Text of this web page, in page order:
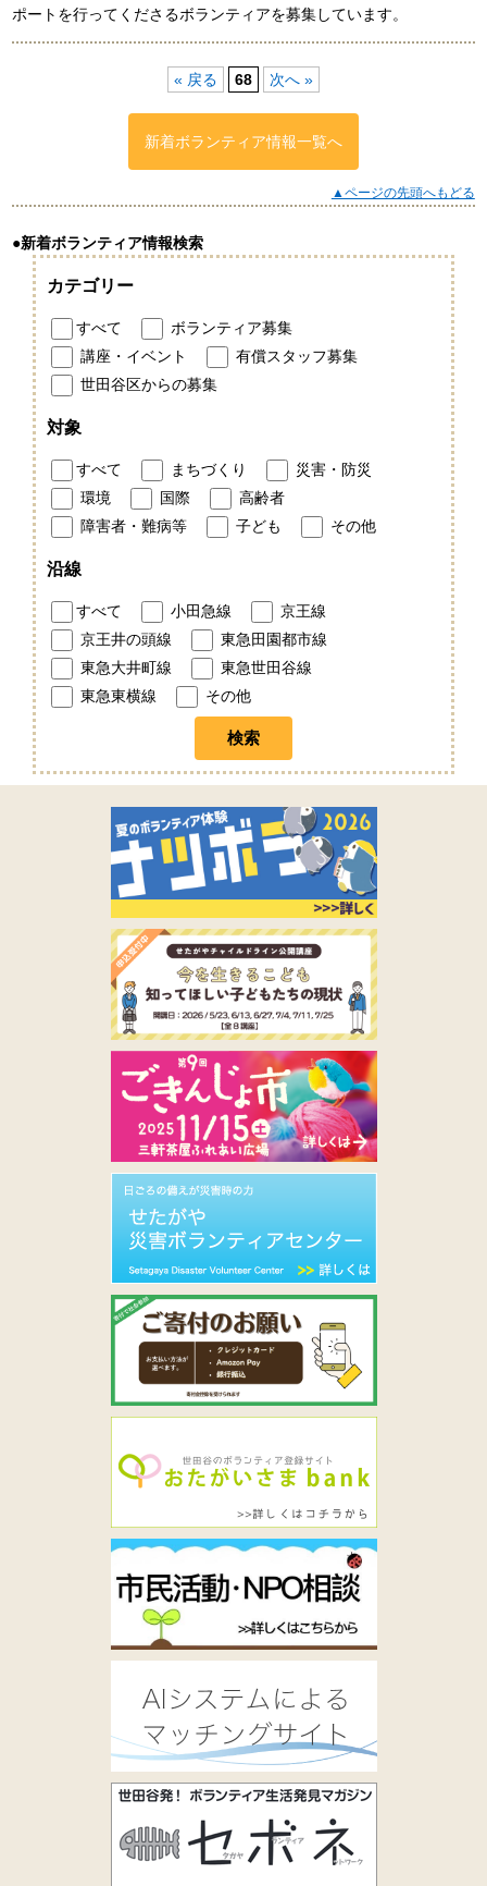
ポートを行ってくださるボランティアを募集しています。
« 戻る 68 次へ »
新着ボランティア情報一覧へ
▲ページの先頭へもどる
●新着ボランティア情報検索
カテゴリー
すべて
ボランティア募集
講座・イベント
有償スタッフ募集
世田谷区からの募集
対象
すべて まちづくり
災害・防災
環境
国際
高齢者
障害者・難病等
子ども その他
沿線
すべて 小田急線
京王線
京王井の頭線
東急田園都市線
東急大井町線
東急世田谷線
東急東横線
その他